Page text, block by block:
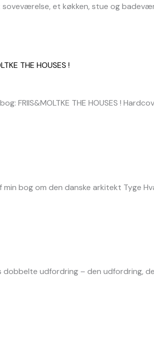
et køkken, stue og
FRIIS&MOLTKE THE HOUSES !
bog om den danske arkitekt Tyge
udfordring – den udfordring,